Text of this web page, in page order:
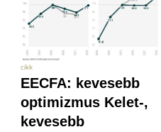
cikk
EECFA: kevesebb
optimizmus Kelet-,
kevesebb